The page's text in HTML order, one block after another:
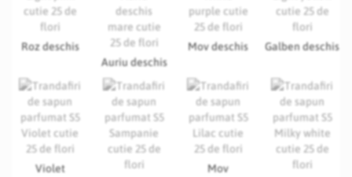
Roz deschis
Auriu deschis
Mov deschis Galben deschis
Violet
Mov